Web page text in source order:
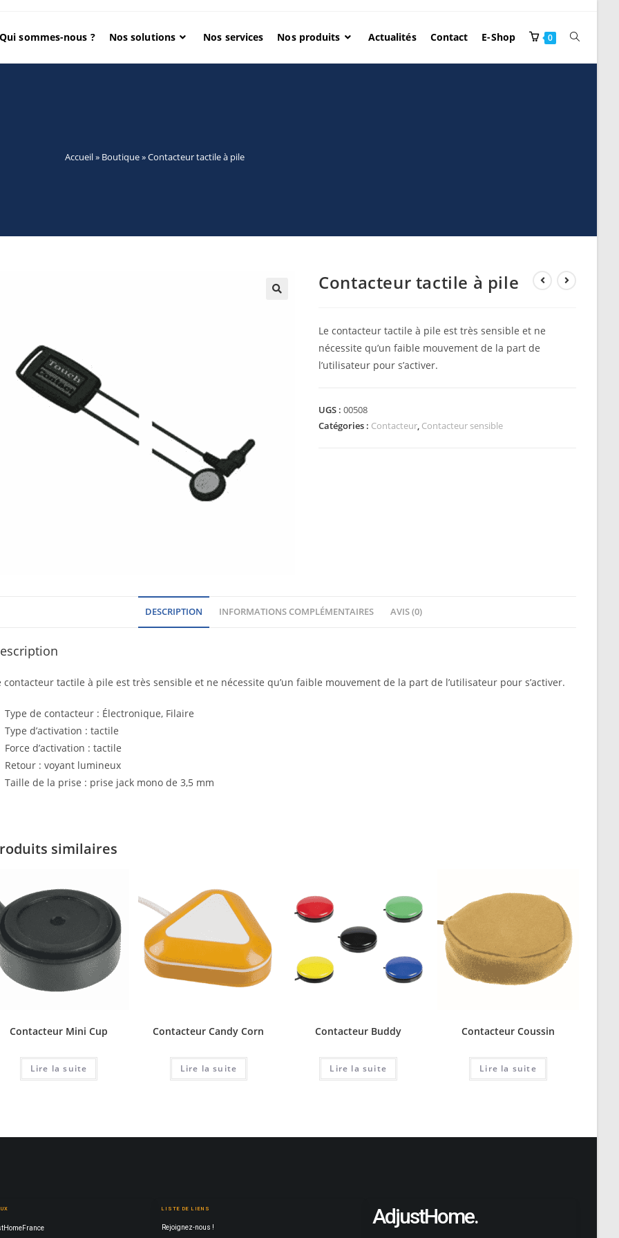
Qui sommes-nous ? Nos solutions Nos services Nos produits Actualités Contact E-Shop 0
Accueil» Boutique»Contacteur tactile à pile
Contacteur tactile à pile
Le contacteur tactile à pile est très sensible et ne
nécessite qu’un faible mouvement de la part de
l’utilisateur pour s’activer.
UGS :00508
Catégories : Contacteur, Contacteur sensible
DESCRIPTION INFORMATIONS COMPLÉMENTAIRES AVIS (0)
contacteur tactile à pile est très sensible et ne nécessite qu’un faible mouvement de la part de l’utilisateur pour s’activer.
Type de contacteur : Électronique, Filaire
Type d’activation : tactile
Force d’activation : tactile
Retour : voyant lumineux
Taille de la prise : prise jack mono de 3,5 mm
similaires
Contacteur Mini Cup
Lire la suite
Contacteur Candy Corn
Lire la suite
Contacteur Buddy
Lire la suite
Contacteur Coussin
Lire la suite
LISTE DE LIENS
Rejoignez-nous ! AdjustHome.